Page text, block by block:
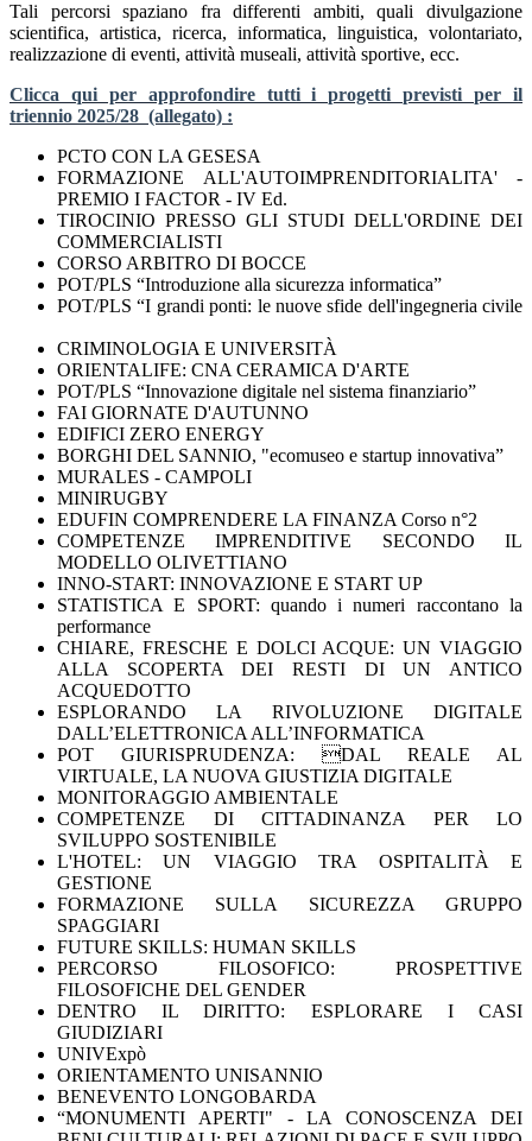
Tali percorsi spaziano fra differenti ambiti, quali divulgazione
scientifica, artistica, ricerca, informatica, linguistica, volontariato,
realizzazione di eventi, attività museali, attività sportive, ecc.
Clicca qui per approfondire tutti i progetti previsti per il
triennio 2025/28 (allegato) :
PCTO CON LA GESESA
FORMAZIONE ALL'AUTOIMPRENDITORIALITA' -
PREMIO I FACTOR - IV Ed.
TIROCINIO PRESSO GLI STUDI DELL'ORDINE DEI
COMMERCIALISTI
CORSO ARBITRO DI BOCCE
POT/PLS “Introduzione alla sicurezza informatica”
POT/PLS “I grandi ponti: le nuove sfide dell'ingegneria civile
CRIMINOLOGIA E UNIVERSITÀ
ORIENTALIFE: CNA CERAMICA D'ARTE
POT/PLS “Innovazione digitale nel sistema finanziario”
FAI GIORNATE D'AUTUNNO
EDIFICI ZERO ENERGY
BORGHI DEL SANNIO, "ecomuseo e startup innovativa”
MURALES - CAMPOLI
MINIRUGBY
EDUFIN COMPRENDERE LA FINANZA Corso n°2
COMPETENZE IMPRENDITIVE SECONDO IL
MODELLO OLIVETTIANO
INNO-START: INNOVAZIONE E START UP
STATISTICA E SPORT: quando i numeri raccontano la
performance
CHIARE, FRESCHE E DOLCI ACQUE: UN VIAGGIO
ALLA SCOPERTA DEI RESTI DI UN ANTICO
ACQUEDOTTO
ESPLORANDO LA RIVOLUZIONE DIGITALE
DALL’ELETTRONICA ALL’INFORMATICA
POT GIURISPRUDENZA: DAL REALE AL
VIRTUALE, LA NUOVA GIUSTIZIA DIGITALE
MONITORAGGIO AMBIENTALE
COMPETENZE DI CITTADINANZA PER LO
SVILUPPO SOSTENIBILE
L'HOTEL: UN VIAGGIO TRA OSPITALITÀ E
GESTIONE
FORMAZIONE SULLA SICUREZZA GRUPPO
SPAGGIARI
FUTURE SKILLS: HUMAN SKILLS
PERCORSO FILOSOFICO: PROSPETTIVE
FILOSOFICHE DEL GENDER
DENTRO IL DIRITTO: ESPLORARE I CASI
GIUDIZIARI
UNIVExpò
ORIENTAMENTO UNISANNIO
BENEVENTO LONGOBARDA
“MONUMENTI APERTI" - LA CONOSCENZA DEI